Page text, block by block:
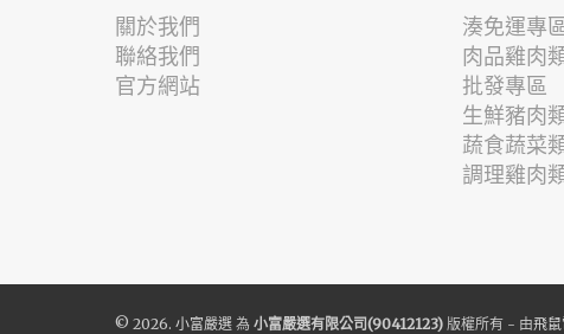
關於我們
聯絡我們
官方網站
湊免運專
肉品雞肉
批發專區
生鮮豬肉
蔬食蔬菜
調理雞肉
© 2026. 小富嚴選 為 小富嚴選有限公司(90412123) 版權所有 - 由飛